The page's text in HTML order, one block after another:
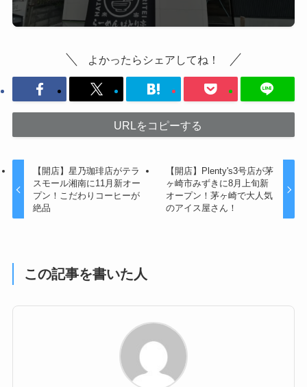
よかったらシェアしてね！
URLをコピーする
【開店】星乃珈琲店がテラ
スモール湘南に11月新オー
プン！こだわりコーヒーが
絶品
【開店】Plenty's3号店が茅
ヶ崎市みずきに8月上旬新
オープン！茅ヶ崎で大人気
のアイス屋さん！
この記事を書いた人